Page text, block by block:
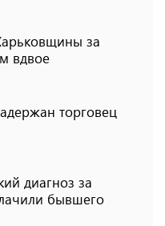
за
вдвое
торговец
диагноз за
бывшего